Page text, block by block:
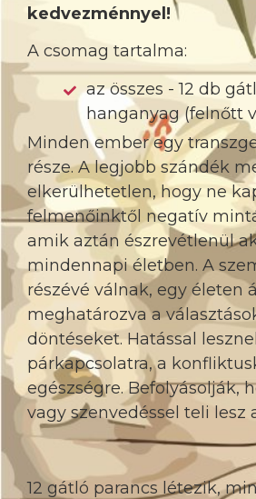
kedvezménnyel!
A csomag tartalma:
az összes - 12 db
hanganyag (felnőtt
Minden ember egy
része. A legjobb szándék
elkerülhetetlen, hogy ne
felmenőinktől negatív
amik aztán észrevétlenül
mindennapi életben. A
részévé válnak, egy életen
meghatározva a
döntéseket. Hatással
párkapcsolatra, a
egészségre. Befolyásolják,
vagy szenvedéssel teli lesz
12 gátló parancs létezik,